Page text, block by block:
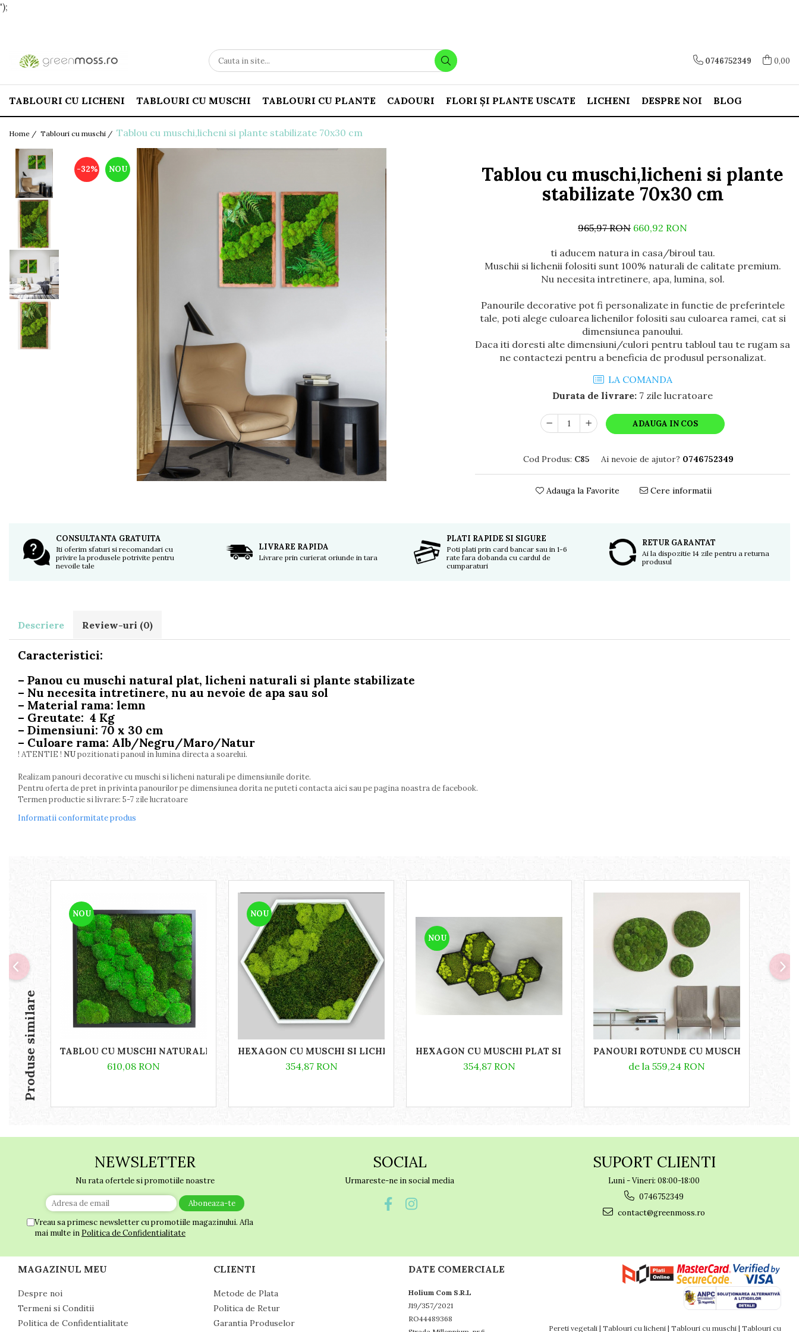
');
0746752349 0,00
TABLOURI CU LICHENI TABLOURI CU MUSCHI TABLOURI CU PLANTE CADOURI FLORI ȘI PLANTE USCATE LICHENI DESPRE NOI BLOG
Home / Tablouri cu muschi / Tablou cu muschi,licheni si plante stabilizate 70x30 cm
Tablou cu muschi,licheni si plante
stabilizate 70x30 cm
-32% NOU
965,97 RON 660,92 RON
ti aducem natura in casa/biroul tau.
Muschii si lichenii folositi sunt 100% naturali de calitate premium.
Nu necesita intretinere, apa, lumina, sol.
Panourile decorative pot fi personalizate in functie de preferintele
tale, poti alege culoarea lichenilor folositi sau culoarea ramei, cat si
dimensiunea panoului.
Daca iti doresti alte dimensiuni/culori pentru tabloul tau te rugam sa
ne contactezi pentru a beneficia de produsul personalizat.
LA COMANDA
Durata de livrare: 7 zile lucratoare
ADAUGA IN COS
Cod Produs: C85 Ai nevoie de ajutor? 0746752349
Adauga la Favorite Cere informatii
CONSULTANTA GRATUITA
Iti oferim sfaturi si recomandari cu
privire la produsele potrivite pentru
nevoile tale
LIVRARE RAPIDA
Livrare prin curierat oriunde in tara
PLATI RAPIDE SI SIGURE
Poti plati prin card bancar sau in 1-6
rate fara dobanda cu cardul de
cumparaturi
RETUR GARANTAT
Ai la dispozitie 14 zile pentru a returna
produsul
Descriere Review-uri (0)
Caracteristici:
– Panou cu muschi natural plat, licheni naturali si plante stabilizate
– Nu necesita intretinere, nu au nevoie de apa sau sol
– Material rama: lemn
– Greutate: 4 Kg
– Dimensiuni: 70 x 30 cm
– Culoare rama: Alb/Negru/Maro/Natur
! ATENTIE ! NUpozitionati panoul in lumina directa a soarelui.
Realizam panouri decorative cu muschi si licheni naturali pe dimensiunile dorite.
Pentru oferta de pret in privinta panourilor pe dimensiunea dorita ne puteti contacta aici sau pe pagina noastra de facebook.
Termen productie si livrare: 5-7 zile lucratoare
Informatii conformitate produs
Produse similare
NOU
TABLOU CU MUSCHI NATURALI 30X30
610,08 RON
NOU
HEXAGON CU MUSCHI SI LICHENI 31X26
354,87 RON
NOU
HEXAGON CU MUSCHI PLAT SI LICHENI 40X35 CM
354,87 RON
PANOURI ROTUNDE CU MUSCHI BOMBAT
de la 559,24 RON
NEWSLETTER
Nu rata ofertele si promotiile noastre
Vreau sa primesc newsletter cu promotiile magazinului. Afla
mai multe in Politica de Confidentialitate
SOCIAL
Urmareste-ne in social media
SUPORT CLIENTI
Luni - Vineri: 08:00-18:00
0746752349
contact@greenmoss.ro
MAGAZINUL MEU
Despre noi
Termeni si Conditii
Politica de Confidentialitate
CLIENTI
Metode de Plata
Politica de Retur
Garantia Produselor
DATE COMERCIALE
Holium Com S.R.L
J19/357/2021
RO44489368
Pereti vegetali | Tablouri cu licheni | Tablouri cu muschi | Tablouri cu